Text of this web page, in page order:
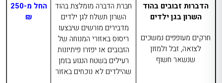
הדברות זבובים בהוד
השרון בגן ילדים
חרקים מעופפים נמשכים
לצואה, זבל ולמזון
שנשאר חשוף
חברת הדברה מומלצת בהוד
השרון תשלח לגן ילדים
מדבירים מורשים שיבצעו
ריסוס באזורי המנוחה של
הזבובים או יפזרו פיתיונות
רעילים בשטח הנגוע בזמן
שהילדים לא נוכחים באזור
החל מ-250
₪